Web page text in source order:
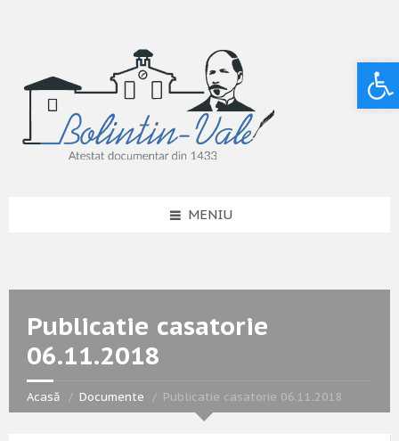
MENIU
Publicatie casatorie
06.11.2018
Acasă Documente Publicatie casatorie 06.11.2018
Deschide bara de unelte